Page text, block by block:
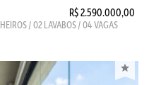
R$ 2.590.000,00
/ 02 LAVABOS / 04 VAGAS